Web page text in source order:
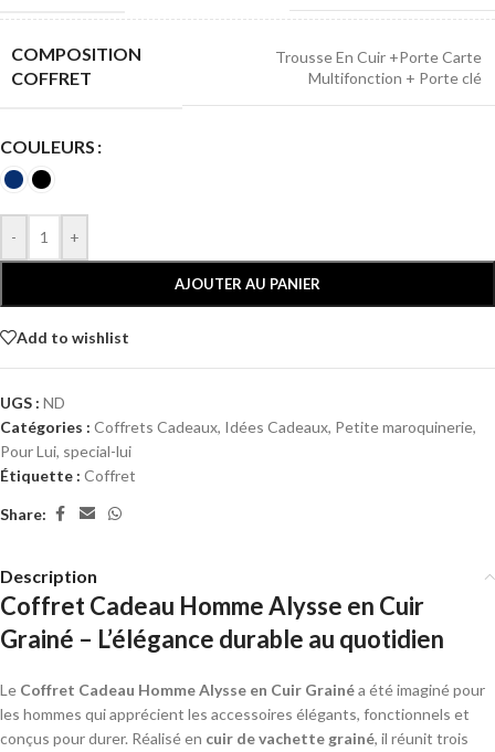
COMPOSITION
COFFRET
Trousse En Cuir +Porte Carte
Multifonction + Porte clé
COULEURS
- +
AJOUTER AU PANIER
Add to wishlist
UGS : ND
Catégories : Coffrets Cadeaux, Idées Cadeaux, Petite maroquinerie,
Pour Lui, special-lui
Étiquette : Coffret
Share:
Description
Coffret Cadeau Homme Alysse en Cuir
Grainé – L’élégance durable au quotidien
Le Coffret Cadeau Homme Alysse en Cuir Grainéa été imaginé pour
les hommes qui apprécient les accessoires élégants, fonctionnels et
conçus pour durer. Réalisé en cuir de vachette grainé, il réunit trois